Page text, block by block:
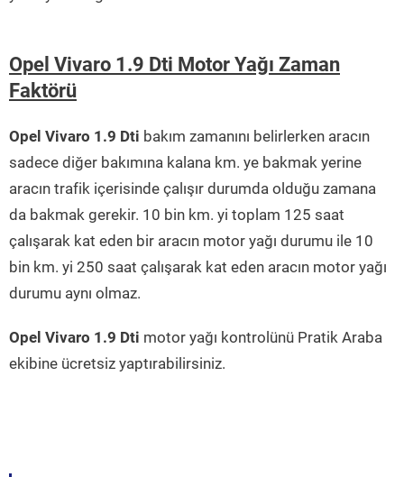
Opel Vivaro 1.9 Dti Motor Yağı Zaman
Faktörü
Opel Vivaro 1.9 Dti bakım zamanını belirlerken aracın
sadece diğer bakımına kalana km. ye bakmak yerine
aracın trafik içerisinde çalışır durumda olduğu zamana
da bakmak gerekir. 10 bin km. yi toplam 125 saat
çalışarak kat eden bir aracın motor yağı durumu ile 10
bin km. yi 250 saat çalışarak kat eden aracın motor yağı
durumu aynı olmaz.
Opel Vivaro 1.9 Dti motor yağı kontrolünü Pratik Araba
ekibine ücretsiz yaptırabilirsiniz.